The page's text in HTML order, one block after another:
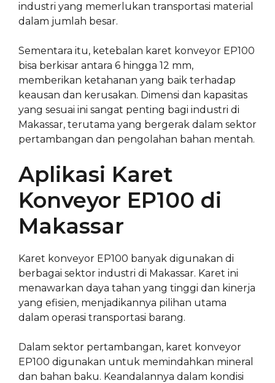
industri yang memerlukan transportasi material
dalam jumlah besar.
Sementara itu, ketebalan karet konveyor EP100
bisa berkisar antara 6 hingga 12 mm,
memberikan ketahanan yang baik terhadap
keausan dan kerusakan. Dimensi dan kapasitas
yang sesuai ini sangat penting bagi industri di
Makassar, terutama yang bergerak dalam sektor
pertambangan dan pengolahan bahan mentah.
Aplikasi Karet
Konveyor EP100 di
Makassar
Karet konveyor EP100 banyak digunakan di
berbagai sektor industri di Makassar. Karet ini
menawarkan daya tahan yang tinggi dan kinerja
yang efisien, menjadikannya pilihan utama
dalam operasi transportasi barang.
Dalam sektor pertambangan, karet konveyor
EP100 digunakan untuk memindahkan mineral
dan bahan baku. Keandalannya dalam kondisi